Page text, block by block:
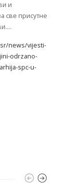
и
све присутне
news/vijesti-
odrzano-
spc-u-